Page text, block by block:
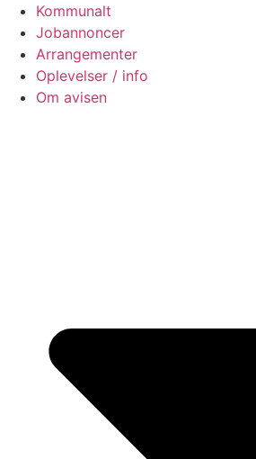
Kommunalt
Jobannoncer
Arrangementer
Oplevelser / info
Om avisen